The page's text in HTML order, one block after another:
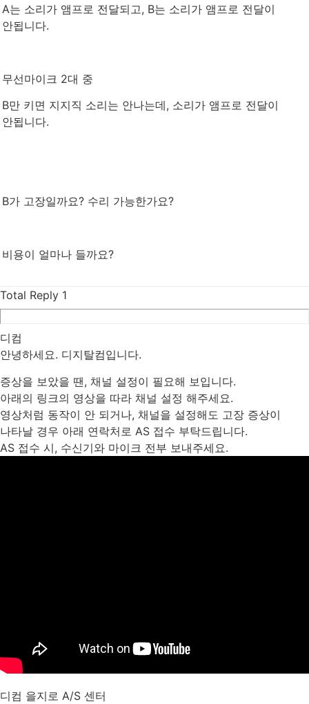
A는 소리가 앰프로 전달되고, B는 소리가 앰프로 전달이
안됩니다.
무선마이크 2대 중
B만 키면 지지직 소리는 안나는데, 소리가 앰프로 전달이
안됩니다.
B가 고장일까요? 수리 가능한가요?
비용이 얼마나 들까요?
Total Reply 1
디컴
안녕하세요. 디지탈컴입니다.
증상을 보았을 땐, 채널 설정이 필요해 보입니다.
아래의 링크의 영상을 따라 채널 설정 해주세요.
영상처럼 동작이 안 되거나, 채널을 설정해도 고장 증상이
나타날 경우 아래 연락처로 AS 접수 부탁드립니다.
AS 접수 시, 수신기와 마이크 전부 보내주세요.
디컴 을지로 A/S 센터